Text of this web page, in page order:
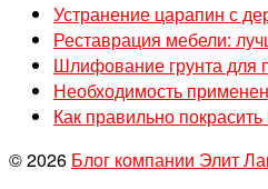
Устранение царапин с
Реставрация мебели:
Шлифование грунта для
Необходимость
Как правильно покрасить
© 2026 Блог компании Элит